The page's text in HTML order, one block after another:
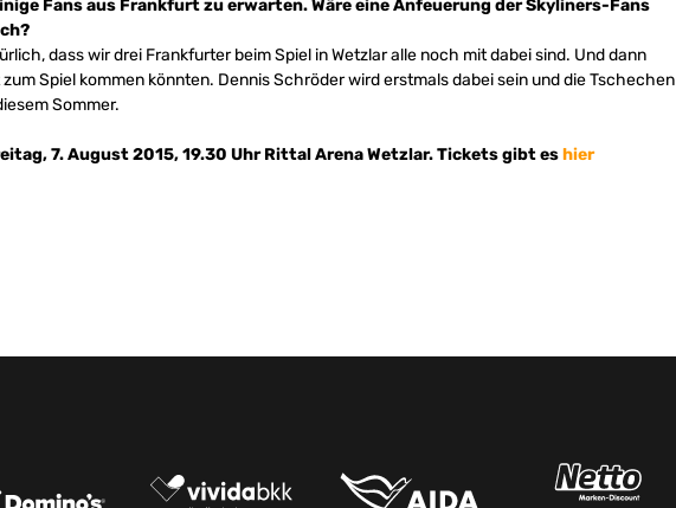
Fans aus Frankfurt zu erwarten. Wäre eine Anfeuerung der Skyliners-Fans
dass wir drei Frankfurter beim Spiel in Wetzlar alle noch mit dabei sind. Und dann
Spiel kommen könnten. Dennis Schröder wird erstmals dabei sein und die Tschechen
Sommer.
7. August 2015, 19.30 Uhr Rittal Arena Wetzlar. Tickets gibt eshier